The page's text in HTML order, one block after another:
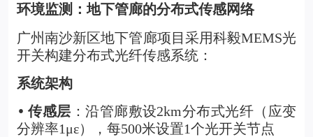
环境监测：地下管廊的分布式传感网络
广州南沙新区地下管廊项目采用科毅MEMS光
开关构建分布式光纤传感系统：
系统架构
• 传感层 ：沿管廊敷设2km分布式光纤（应变
分辨率1με），每500米设置1个光开关节点